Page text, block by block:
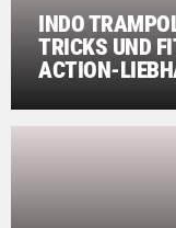
INDO
TRICKS UND
ACTION-